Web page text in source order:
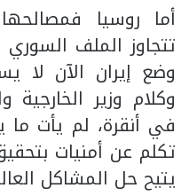
أما روسيا
تتجاوز الملف
وضع إيران الآن لا
وكلام وزير
في أنقرة، لم يأت
تكلم عن أمنيات
يتيح حل المشاكل